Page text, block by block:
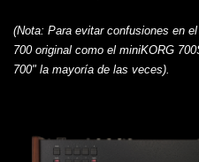
(Nota: Para evitar confusiones en
700 original como el miniKORG
700" la mayoría de las veces).